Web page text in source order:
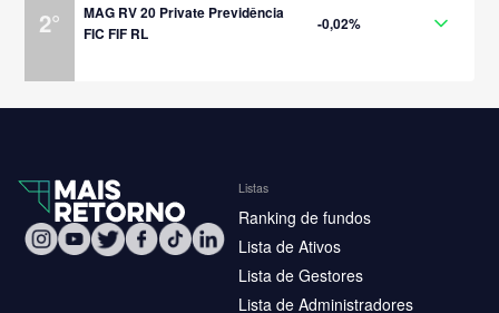
2°
MAG RV 20 Private Previdência
FIC FIF RL
-0,02%
Listas
Ranking de fundos
Lista de Ativos
Lista de Gestores
Lista de Administradores